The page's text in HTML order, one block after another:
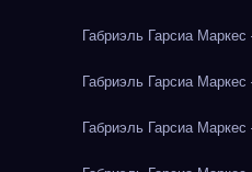
Габриэль Гарсиа
Габриэль Гарсиа
Габриэль Гарсиа